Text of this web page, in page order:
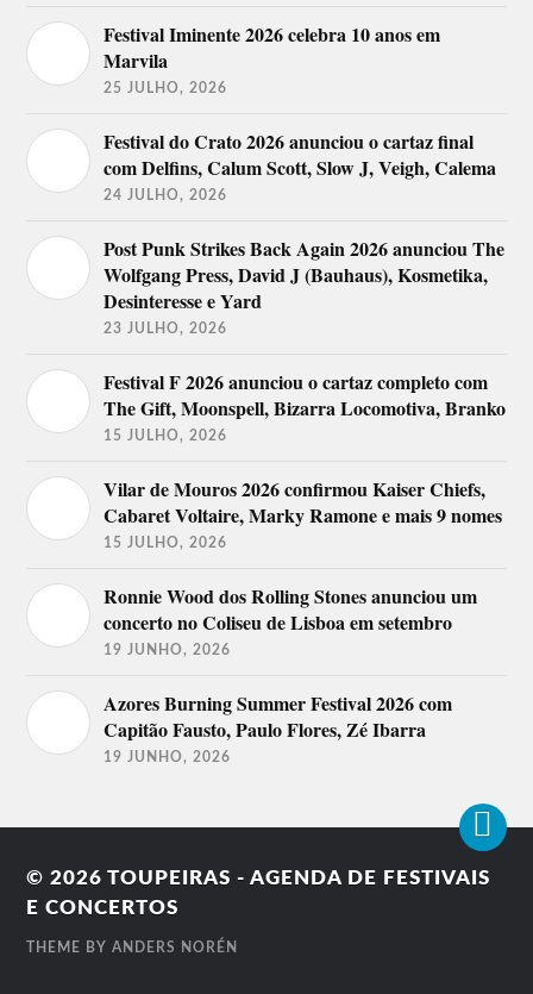
Festival Iminente 2026 celebra 10 anos em
Marvila
25 JULHO, 2026
Festival do Crato 2026 anunciou o cartaz final
com Delfins, Calum Scott, Slow J, Veigh, Calema
24 JULHO, 2026
Post Punk Strikes Back Again 2026 anunciou The
Wolfgang Press, David J (Bauhaus), Kosmetika,
Desinteresse e Yard
23 JULHO, 2026
Festival F 2026 anunciou o cartaz completo com
The Gift, Moonspell, Bizarra Locomotiva, Branko
15 JULHO, 2026
Vilar de Mouros 2026 confirmou Kaiser Chiefs,
Cabaret Voltaire, Marky Ramone e mais 9 nomes
15 JULHO, 2026
Ronnie Wood dos Rolling Stones anunciou um
concerto no Coliseu de Lisboa em setembro
19 JUNHO, 2026
Azores Burning Summer Festival 2026 com
Capitão Fausto, Paulo Flores, Zé Ibarra
19 JUNHO, 2026
© 2026TOUPEIRAS - AGENDA DE FESTIVAIS
E CONCERTOS
THEME BYANDERS NORÉN